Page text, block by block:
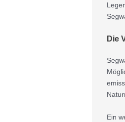
Die
Ein